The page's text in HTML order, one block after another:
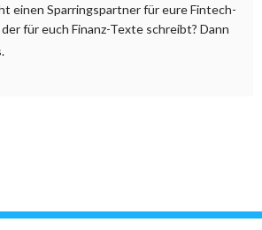
einen Sparringspartner für eure Fintech-
für euch Finanz-Texte schreibt? Dann